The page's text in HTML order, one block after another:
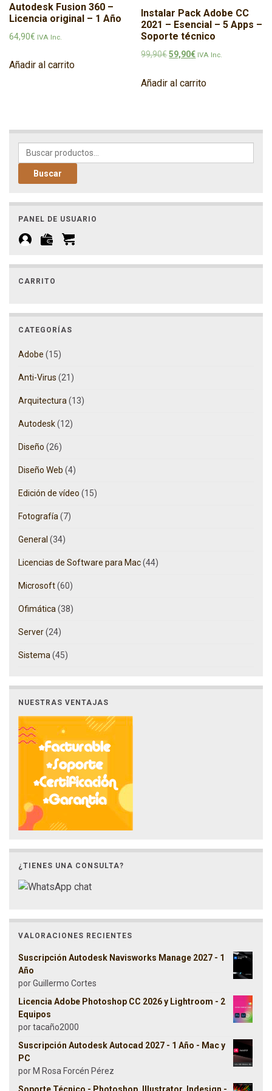
Autodesk Fusion 360 –
Licencia original – 1 Año
64,90€ IVA Inc.
Añadir al carrito
Instalar Pack Adobe CC
2021 – Esencial – 5 Apps –
Soporte técnico
99,90€El precio original era:
59,90€El precio actual es:
IVA Inc.
Añadir al carrito
Buscar por:
Buscar
PANEL DE USUARIO
CARRITO
CATEGORÍAS
Adobe (15)
Anti-Virus (21)
Arquitectura (13)
Autodesk(12)
Diseño (26)
Diseño Web (4)
Edición de vídeo (15)
Fotografía (7)
General (34)
Licencias de Software para Mac(44)
Microsoft(60)
Ofimática (38)
Server(24)
Sistema (45)
NUESTRAS VENTAJAS
¿TIENES UNA CONSULTA?
VALORACIONES RECIENTES
Suscripción Autodesk Navisworks Manage 2027 - 1
Año
por Guillermo Cortes
Licencia Adobe Photoshop CC 2026 y Lightroom - 2
Equipos
por tacaño2000
Suscripción Autodesk Autocad 2027 - 1 Año - Mac y
PC
por M Rosa Forcén Pérez